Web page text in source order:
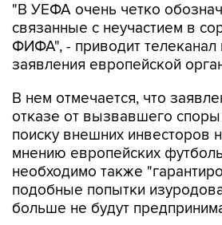
"В УЕФА очень четко
связанные с неучастием в
ФИФА", - приводит
заявления европейской
В нем отмечается, что
отказе от вызвавшего
поиску внешних инвесторов
мнению европейских
необходимо также
подобные попытки
больше не будут